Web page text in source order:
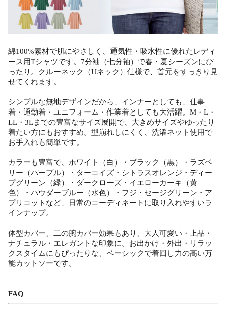
綿100%素材で肌にやさしく、通気性・吸水性に優れたレディ
ース用Tシャツです。7分袖（七分袖）で春・夏シーズンにぴ
ったり。クルーネック（Uネック）仕様で、首元をすっきり見
せてくれます。
シンプルな無地デザインだから、インナーとしても、仕事
着・通勤着・ユニフォーム・作業着としても大活躍。M・L・
LL・3Lまでの豊富なサイズ展開で、大きめサイズやゆったり
着たい方にもおすすめ。型崩れしにくく、洗濯ネット使用で
お手入れも簡単です。
カラーも豊富で、ホワイト（白）・ブラック（黒）・ラズベ
リー（パープル）・ターコイズ・シトラスオレンジ・ディー
プグリーン（緑）・ダークローズ・イエローカーキ（黄
色）・パウダーブルー（水色）・フジ・セージグリーン・ア
プリコットなど、日常のコーディネートに取り入れやすいラ
インナップ。
体型カバー、二の腕カバー効果もあり、大人可愛い・上品・
ナチュラル・エレガントな印象に。お出かけ・外出・リラッ
クスタイムにもぴったりな、ベーシックで着回し力の高い万
能カットソーです。
FAQ